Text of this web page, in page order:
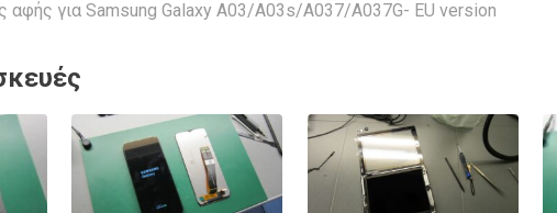
αφής για Samsung Galaxy A03/A03s/A037/A037G- EU version